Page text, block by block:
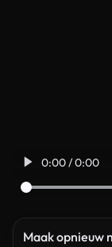
0:00 / 0:00
Maak opnieuw